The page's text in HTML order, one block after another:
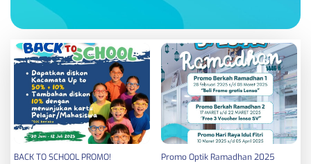
BACK TO SCHOOL PROMO! Promo Optik Ramadhan 2025